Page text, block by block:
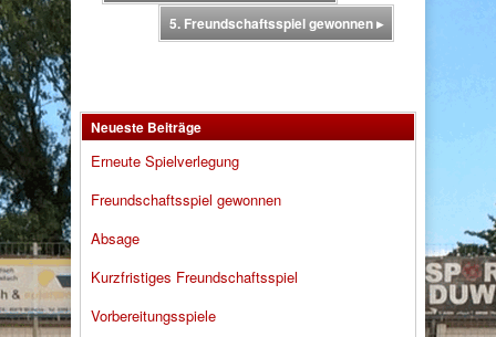
5. Freundschaftsspiel gewonnen▸
Neueste Beiträge
Erneute Spielverlegung
Freundschaftsspiel gewonnen
Absage
Kurzfristiges Freundschaftsspiel
Vorbereitungsspiele